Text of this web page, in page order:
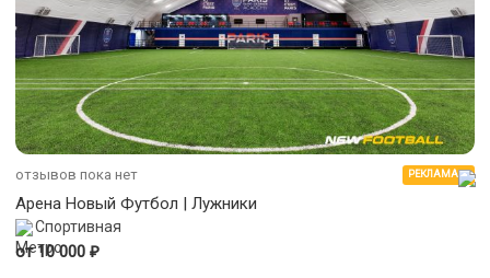
отзывов пока нет РЕКЛАМА
Арена Новый Футбол | Лужники
Спортивная
от 10 000 ₽